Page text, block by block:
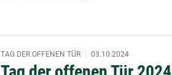
TAG DER OFFENEN TÜR 03.10.2024